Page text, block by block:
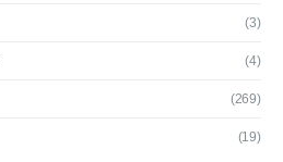
(3)
(4)
(269)
(19)